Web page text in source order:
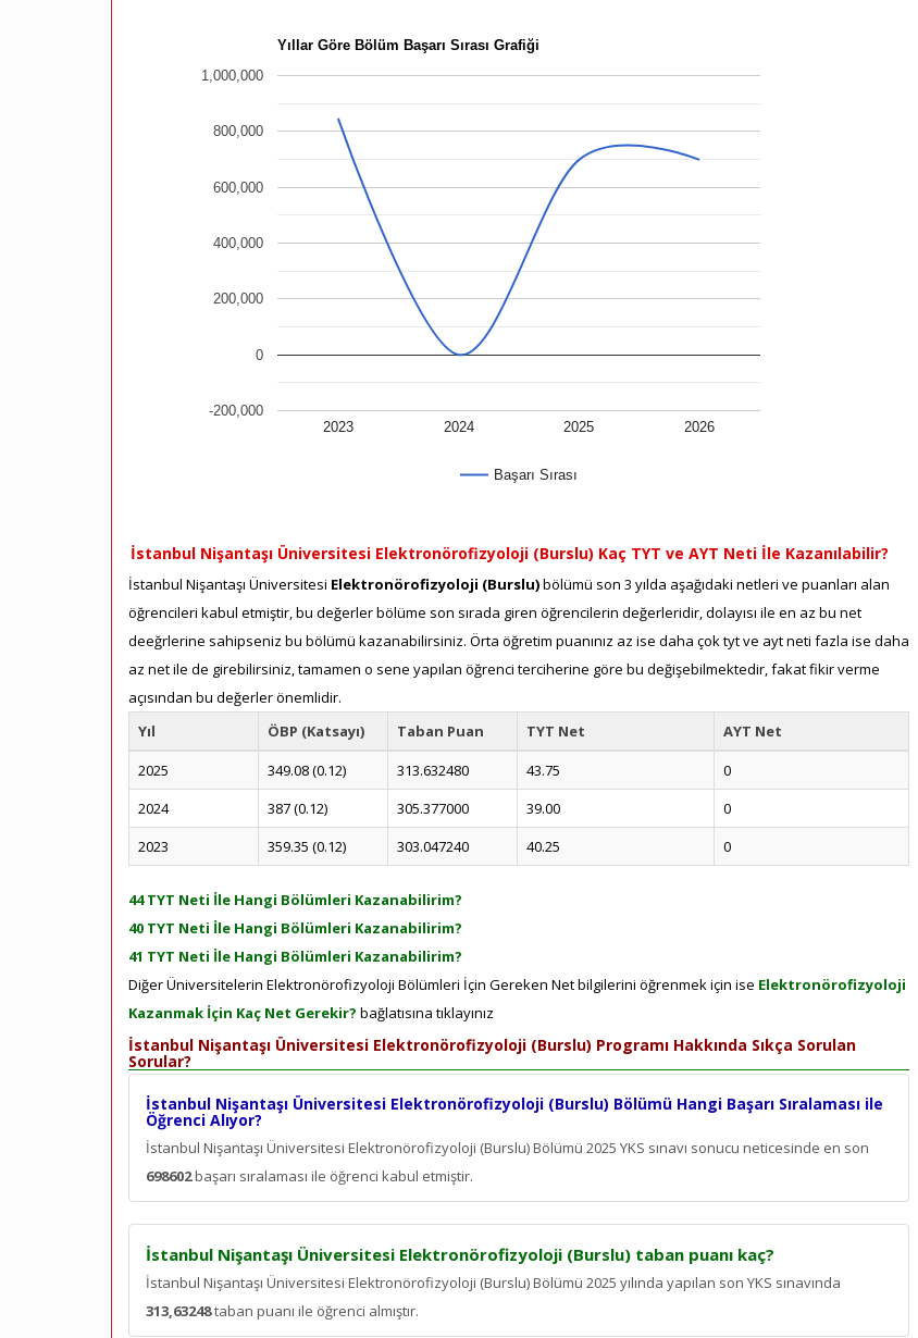
Yıllar Göre Bölüm Başarı Sırası Grafiği
Başarı Sırası
2023 2024 2025 2026
-200,000
0
200,000
400,000
600,000
800,000
1,000,000
İstanbul Nişantaşı Üniversitesi Elektronörofizyoloji (Burslu) Kaç TYT ve AYT Neti İle Kazanılabilir?
İstanbul Nişantaşı Üniversitesi Elektronörofizyoloji (Burslu)bölümü son 3 yılda aşağıdaki netleri ve puanları alan
öğrencileri kabul etmiştir, bu değerler bölüme son sırada giren öğrencilerin değerleridir, dolayısı ile en az bu net
deeğrlerine sahipseniz bu bölümü kazanabilirsiniz. Örta öğretim puanınız az ise daha çok tyt ve ayt neti fazla ise daha
az net ile de girebilirsiniz, tamamen o sene yapılan öğrenci terciherine göre bu değişebilmektedir, fakat fikir verme
açısından bu değerler önemlidir.
Yıl
ÖBP (Katsayı) Taban Puan TYT Net
AYT Net
2025
349.08 (0.12) 313.632480 43.75
0
2024
387 (0.12) 305.377000 39.00
0
2023
359.35 (0.12) 303.047240 40.25 0
44 TYT Neti İle Hangi Bölümleri Kazanabilirim?
40 TYT Neti İle Hangi Bölümleri Kazanabilirim?
41 TYT Neti İle Hangi Bölümleri Kazanabilirim?
Diğer Üniversitelerin Elektronörofizyoloji Bölümleri İçin Gereken Net bilgilerini öğrenmek için ise Elektronörofizyoloji
Kazanmak İçin Kaç Net Gerekir? bağlatısına tıklayınız
İstanbul Nişantaşı Üniversitesi Elektronörofizyoloji (Burslu) Programı Hakkında Sıkça Sorulan
Sorular?
İstanbul Nişantaşı Üniversitesi Elektronörofizyoloji (Burslu) Bölümü Hangi Başarı Sıralaması ile
Öğrenci Alıyor?
İstanbul Nişantaşı Üniversitesi Elektronörofizyoloji (Burslu) Bölümü 2025 YKS sınavı sonucu neticesinde en son
698602başarı sıralaması ile öğrenci kabul etmiştir.
İstanbul Nişantaşı Üniversitesi Elektronörofizyoloji (Burslu) taban puanı kaç?
İstanbul Nişantaşı Üniversitesi Elektronörofizyoloji (Burslu) Bölümü 2025 yılında yapılan son YKS sınavında
313,63248taban puanı ile öğrenci almıştır.